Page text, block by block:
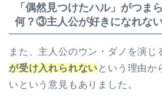
「偶然見つけたハル」がつま
何？③主人公が好きになれな
また、主人公のウン・ダノを演じ
が受け入れられない という理由か
いという意見もありました。